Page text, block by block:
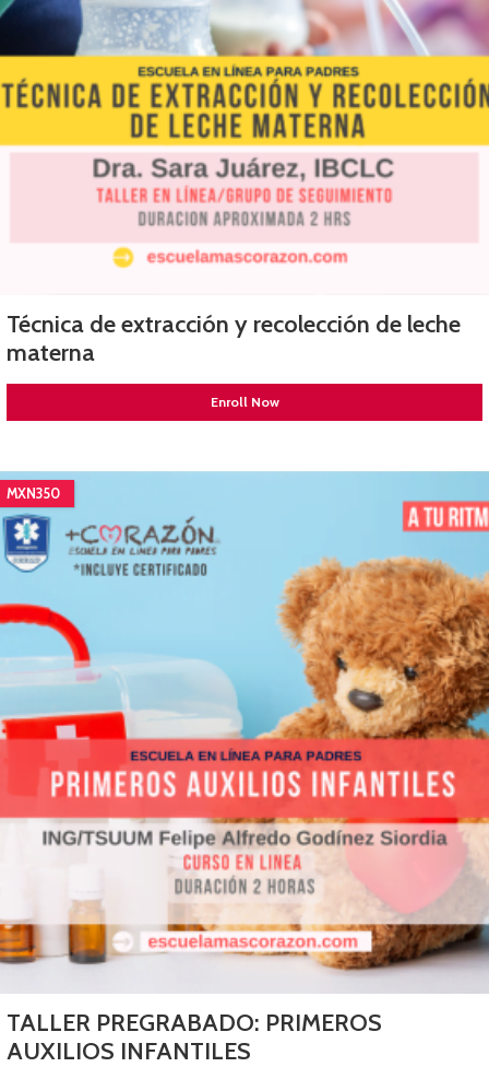
Técnica de extracción y recolección de leche
materna
Enroll Now
MXN350
TALLER PREGRABADO: PRIMEROS
AUXILIOS INFANTILES